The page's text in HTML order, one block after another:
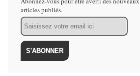
articles publiés.
Email